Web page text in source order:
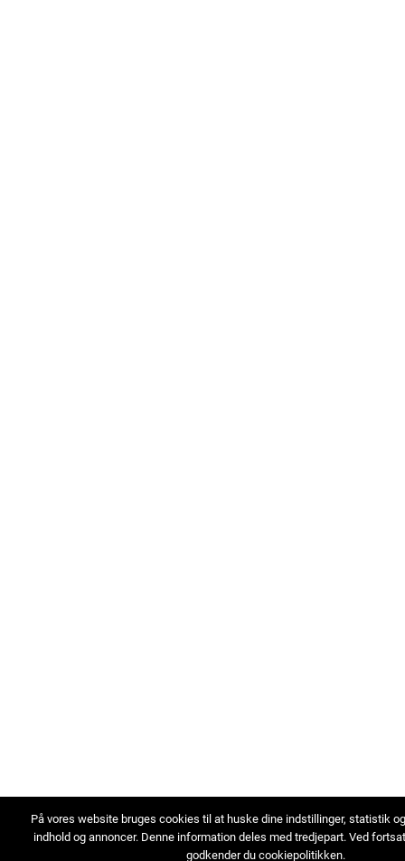
På vores website bruges cookies til at huske dine indstillinger, statistik
indhold og annoncer. Denne information deles med tredjepart. Ved
godkender du cookiepolitikken.